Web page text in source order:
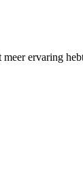
ervaring